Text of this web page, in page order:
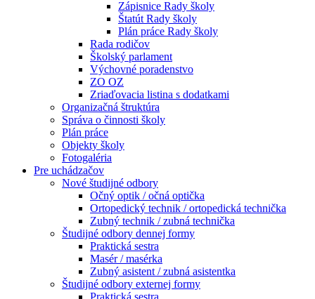
Zápisnice Rady školy
Štatút Rady školy
Plán práce Rady školy
Rada rodičov
Školský parlament
Výchovné poradenstvo
ZO OZ
Zriaďovacia listina s dodatkami
Organizačná štruktúra
Správa o činnosti školy
Plán práce
Objekty školy
Fotogaléria
Pre uchádzačov
Nové študijné odbory
Očný optik / očná optička
Ortopedický technik / ortopedická technička
Zubný technik / zubná technička
Študijné odbory dennej formy
Praktická sestra
Masér / masérka
Zubný asistent / zubná asistentka
Študijné odbory externej formy
Praktická sestra